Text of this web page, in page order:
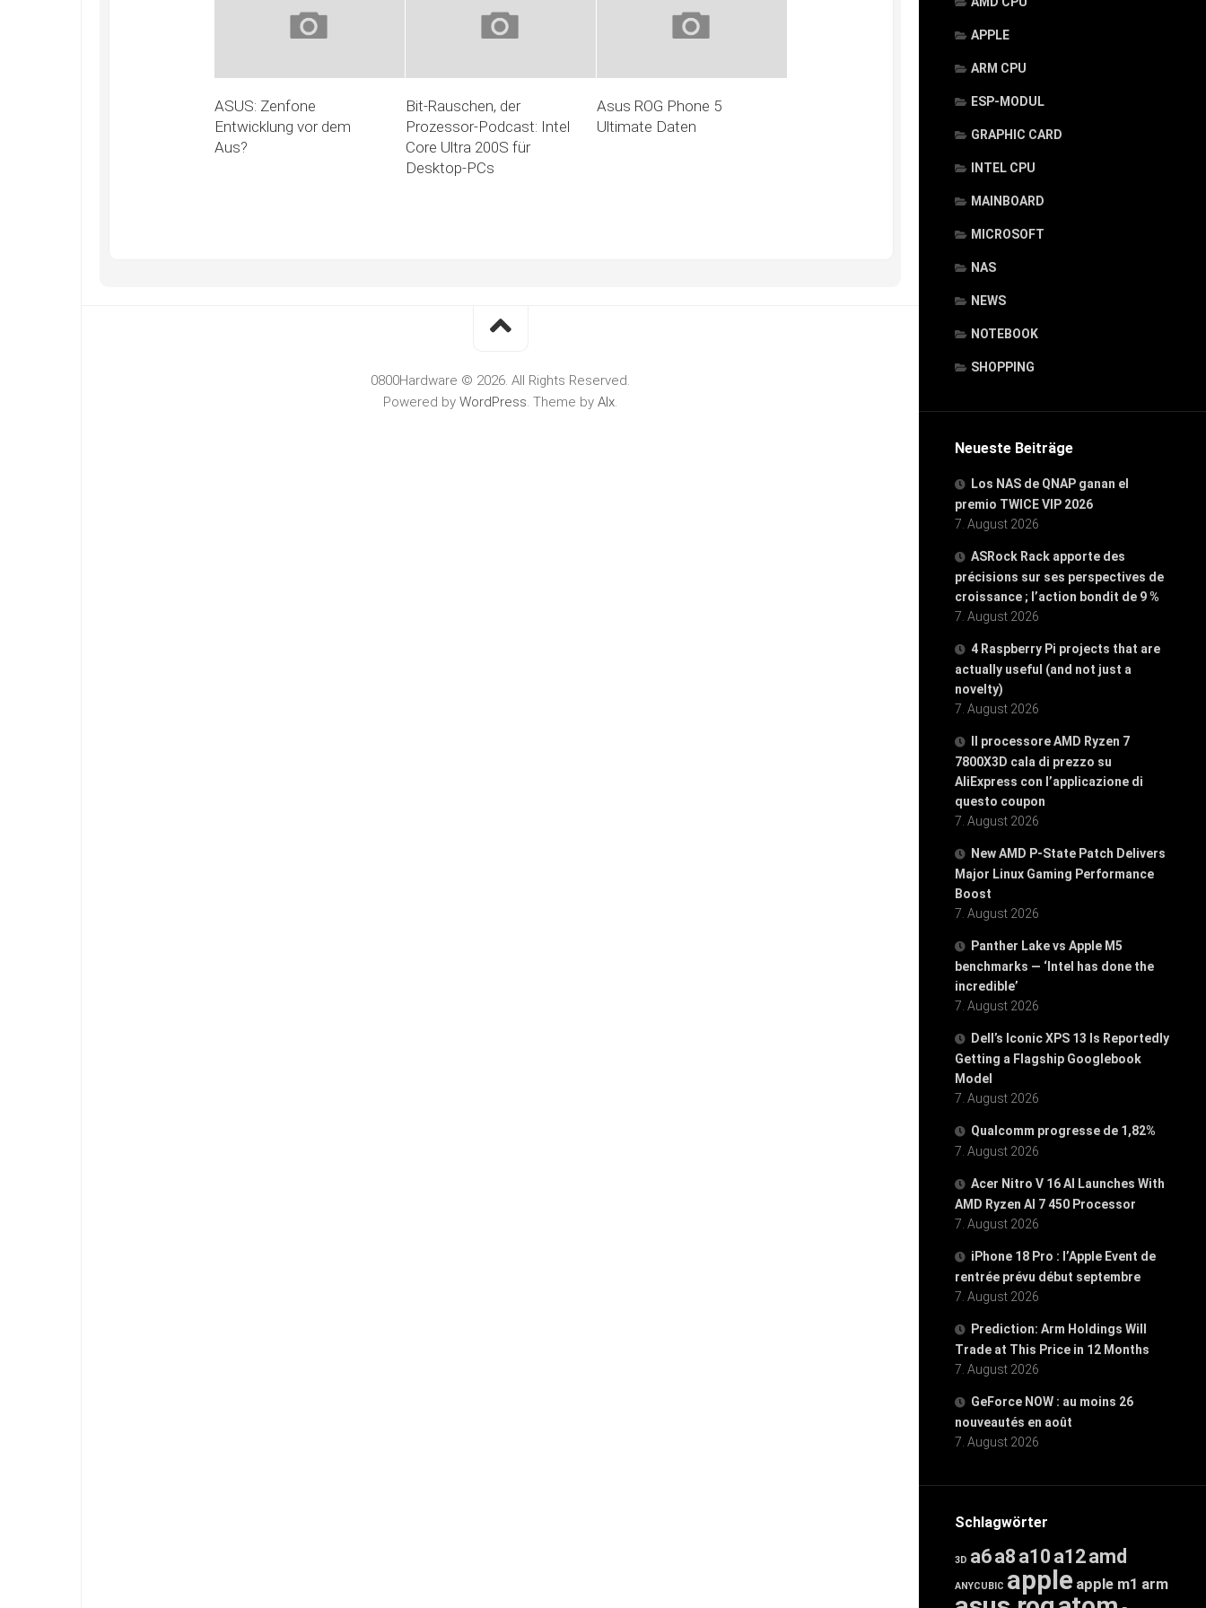
APPLE
ARM CPU
ESP-MODUL
GRAPHIC CARD
INTEL CPU
MAINBOARD
MICROSOFT
NAS
NEWS
NOTEBOOK
SHOPPING
Neueste Beiträge
Los NAS de QNAP ganan el
premio TWICE VIP 2026
7. August 2026
ASRock Rack apporte des
précisions sur ses perspectives de
croissance ; l’action bondit de 9 %
7. August 2026
4 Raspberry Pi projects that are
actually useful (and not just a
novelty)
7. August 2026
Il processore AMD Ryzen 7
7800X3D cala di prezzo su
AliExpress con l’applicazione di
questo coupon
7. August 2026
New AMD P-State Patch Delivers
Major Linux Gaming Performance
Boost
7. August 2026
Panther Lake vs Apple M5
benchmarks — ‘Intel has done the
incredible’
7. August 2026
Dell’s Iconic XPS 13 Is Reportedly
Getting a Flagship Googlebook
Model
7. August 2026
Qualcomm progresse de 1,82%
7. August 2026
Acer Nitro V 16 AI Launches With
AMD Ryzen AI 7 450 Processor
7. August 2026
iPhone 18 Pro : l’Apple Event de
rentrée prévu début septembre
7. August 2026
Prediction: Arm Holdings Will
Trade at This Price in 12 Months
7. August 2026
GeForce NOW : au moins 26
nouveautés en août
7. August 2026
Schlagwörter
3D a6a8 a10 a12amd
ANYCUBIC apple apple m1 arm
ASUS: Zenfone
Entwicklung vor dem
Aus?
Bit-Rauschen, der
Prozessor-Podcast: Intel
Core Ultra 200S für
Desktop-PCs
Asus ROG Phone 5
Ultimate Daten
0800Hardware © 2026. All Rights Reserved.
Powered by WordPress. Theme by Alx.